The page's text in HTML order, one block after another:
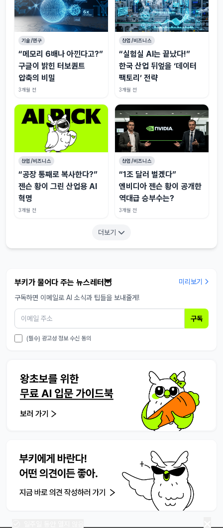
기술/연구
“메모리 6배나 아낀다고?”
구글이 밝힌 터보퀀트
압축의 비밀
3개월 전
산업/비즈니스
“실험실 AI는 끝났다!”
한국 산업 뒤엎을 ‘데이터
팩토리’ 전략
3개월 전
산업/비즈니스
“공장 통째로 복사한다?”
젠슨 황이 그린 산업용 AI
혁명
3개월 전
산업/비즈니스
“1조 달러 벌겠다”
엔비디아 젠슨 황이 공개한
역대급 승부수는?
3개월 전
더보기
부키가 물어다 주는 뉴스레터🦉
미리보기
구독하면 이메일로 AI 소식과 팁들을 보내줄게!
구독
(필수) 광고성 정보 수신 동의